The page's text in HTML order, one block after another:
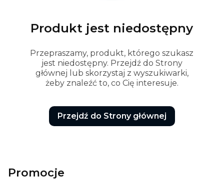
Produkt jest niedostępny
Przepraszamy, produkt, którego szukasz
jest niedostępny. Przejdź do Strony
głównej lub skorzystaj z wyszukiwarki,
żeby znaleźć to, co Cię interesuje.
Przejdź do Strony głównej
Promocje